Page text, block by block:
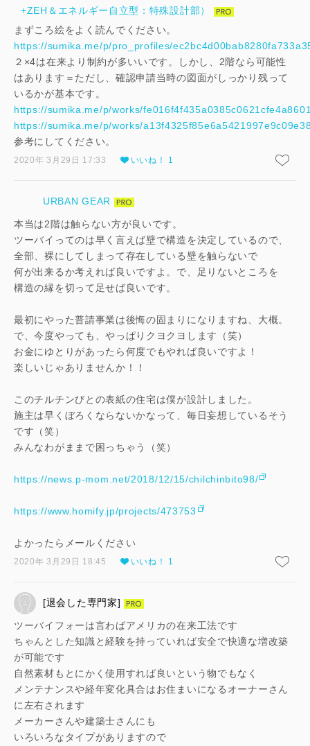
+ZEH＆エネルギー自立型：特殊設計部）
まずころ絵をよく読んでください。
https://sumika.me/p/pro_profiles/
２×4は在来より制約が多いいです。しかし、2階なら可能性
はあります＝ただし、確認申請当時の図面がしっかり残って
いるかが基本です。
https://sumika.me/p/works/
https://sumika.me/p/works/
参考にしてください。
2020年 3月29日 17:33 いいね！ 1
URBAN GEAR
本当は2階は触らない方が良いです。
ツーバイってのは早く言えば壁で構造を決定しているので、
全部、裸にしてしまって存在している壁を触らないで
何が出来るか考えれば良いですよ。で、足りないところを
構造の縁を切って足せば良いです。
最初にやった普請事業は後悔の固まりになりますね、大概。
で、今度やっても、やっぱりクヨクヨします（笑）
お金にゆとりがあったら何度でもやれば良いですよ！
楽しいじゃありませんか！！
このチルチンびとの表紙の住宅は僕が設計しました。
施主は早くぼろくならないかなって、毎日妄想しているそう
です（笑）
みんなわがままで困っちゃう（笑）
https://news.p-mom.net/2018/12/15/chilchinbito98/
https://www.homify.jp/projects/473753
よかったらメールください
2020年 3月29日 18:45 いいね！ 1
[退会した専門家]
ツーバイフォーは言わばアメリカの在来工法です
ちゃんとした知識と経験を持っていれば安全で快適な増改築
が可能です
自然素材もとにかく使用すれば良いという物でもなく
メンテナンスや経年変化具合はお住まいになるオーナーさん
に左右されます
メーカーさんや建築士さんにも
いろいろなタイプがありますので
キャンセル
SuMiKaにユーザー登録する
ログイン